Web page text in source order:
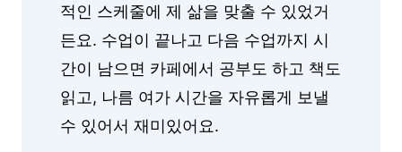
적인 스케줄에 제 삶을 맞출 수 있었거
든요. 수업이 끝나고 다음 수업까지 시
간이 남으면 카페에서 공부도 하고 책도
읽고, 나름 여가 시간을 자유롭게 보낼
수 있어서 재미있어요.